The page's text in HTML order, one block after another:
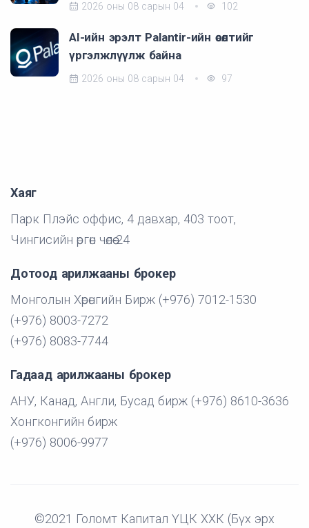
2026 оны 08 сарын 04 102
AI-ийн эрэлт Palantir-ийн өсөлтийг
үргэлжлүүлж байна
2026 оны 08 сарын 04 97
Хаяг
Парк Плэйс оффис, 4 давхар, 403 тоот,
Чингисийн өргөн чөлөө-24
Дотоод арилжааны брокер
Монголын Хөрөнгийн Бирж (+976) 7012-1530
(+976) 8003-7272
(+976) 8083-7744
Гадаад арилжааны брокер
АНУ, Канад, Англи, Бусад бирж (+976) 8610-3636
Хонгконгийн бирж
(+976) 8006-9977
©2021 Голомт Капитал ҮЦК ХХК (Бүх эрх